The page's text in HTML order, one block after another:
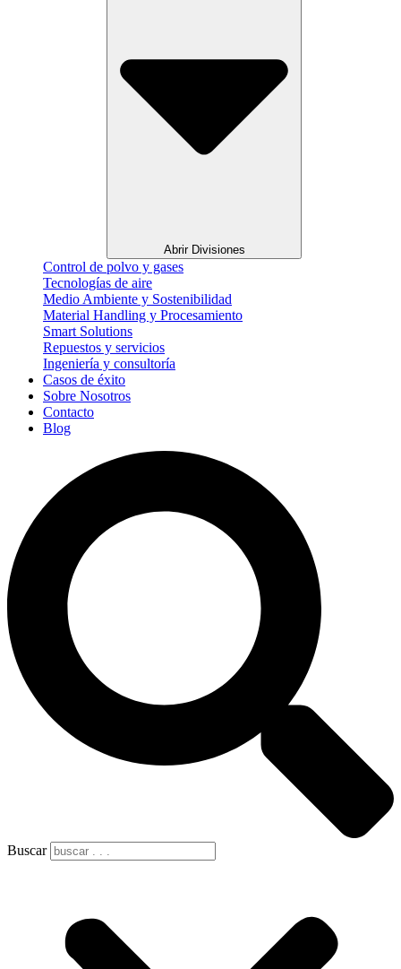
Abrir Divisiones
Control de polvo y gases
Tecnologías de aire
Medio Ambiente y Sostenibilidad
Material Handling y Procesamiento
Smart Solutions
Repuestos y servicios
Ingeniería y consultoría
Casos de éxito
Sobre Nosotros
Contacto
Blog
Buscar